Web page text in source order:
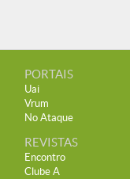
PORTAIS
Uai
Vrum
No Ataque
REVISTAS
Encontro
Clube A